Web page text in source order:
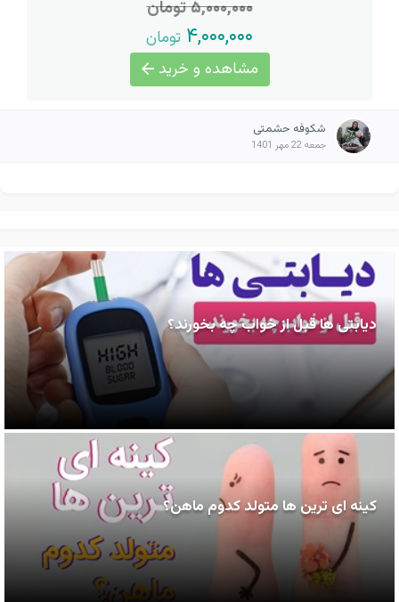
۵,۰۰۰,۰۰۰ تومان
۴,۰۰۰,۰۰۰ تومان
مشاهده و خرید
شکوفه حشمتی
جمعه 22 مهر 1401
دیابتی ها قبل از خواب چه بخورند؟
کینه ای ترین ها متولد کدوم ماهن؟